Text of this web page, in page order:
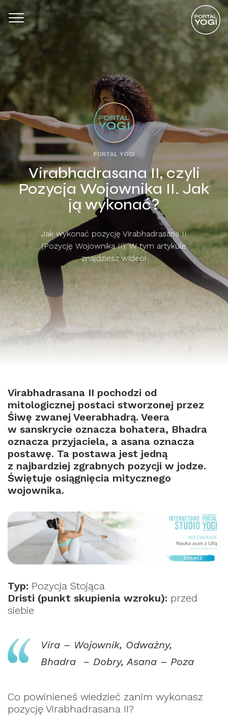
PORTAL YOGI
Virabhadrasana II, czyli
Pozycja Wojownika II. Jak
ją wykonać?
Jak wykonać pozycję Virabhadrasana II
(Pozycję Wojownika II). W tym artykule
znajdziesz wideo!
Virabhadrasana II pochodzi od
mitologicznej postaci stworzonej przez
Śiwę zwanej Veerabhadrą. Veera
w sanskrycie oznacza bohatera, Bhadra
oznacza przyjaciela, a asana oznacza
postawę. Ta postawa jest jedną
z najbardziej zgrabnych pozycji w jodze.
Świętuje osiągnięcia mitycznego
wojownika.
Typ: Pozycja Stojąca
Dristi (punkt skupienia wzroku): przed
siebie
Vira – Wojownik, Odważny,
Bhadra – Dobry, Asana – Poza
Co powinieneś wiedzieć zanim wykonasz
pozycję Virabhadrasana II?